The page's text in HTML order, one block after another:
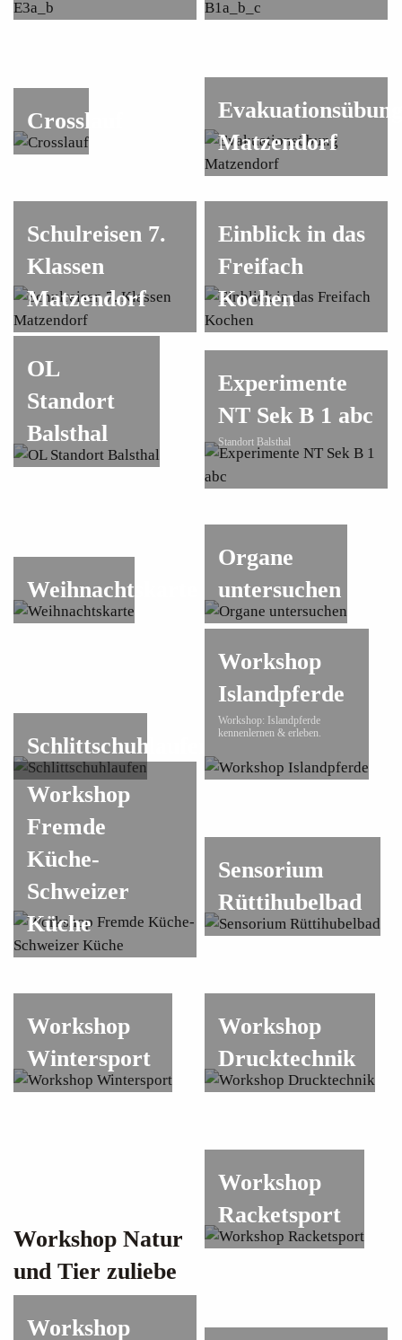
Crosslauf
Evakuationsübung
Matzendorf
Schulreisen 7.
Klassen
Matzendorf
Einblick in das
Freifach
Kochen
OL
Standort
Balsthal
Experimente
NT Sek B 1 abc
Standort Balsthal
Weihnachtskarte
Organe
untersuchen
Schlittschuhlaufen
Workshop
Islandpferde
Workshop: Islandpferde
kennenlernen & erleben.
Workshop
Fremde
Küche-
Schweizer
Küche
Sensorium
Rüttihubelbad
Workshop
Wintersport
Workshop
Drucktechnik
Workshop Natur
und Tier zuliebe
Workshop
Racketsport
Workshop